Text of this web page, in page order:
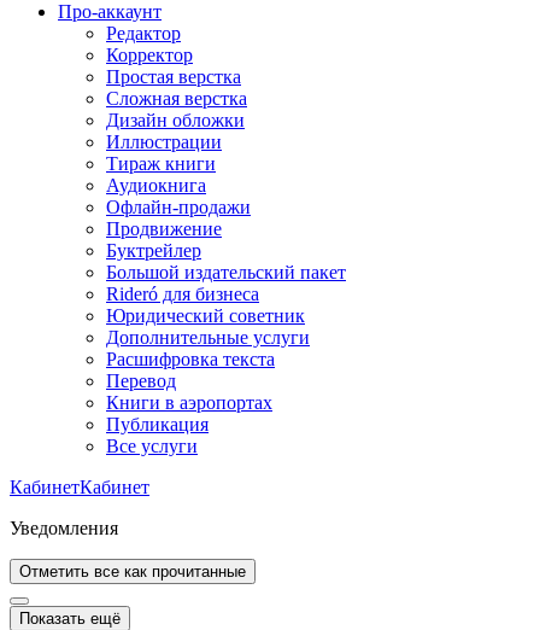
Про-аккаунт
Редактор
Корректор
Простая верстка
Сложная верстка
Дизайн обложки
Иллюстрации
Тираж книги
Аудиокнига
Офлайн-продажи
Продвижение
Буктрейлер
Большой издательский пакет
Rideró для бизнеса
Юридический советник
Дополнительные услуги
Расшифровка текста
Перевод
Книги в аэропортах
Публикация
Все услуги
КабинетКабинет
Уведомления
Отметить все как прочитанные
Показать ещё